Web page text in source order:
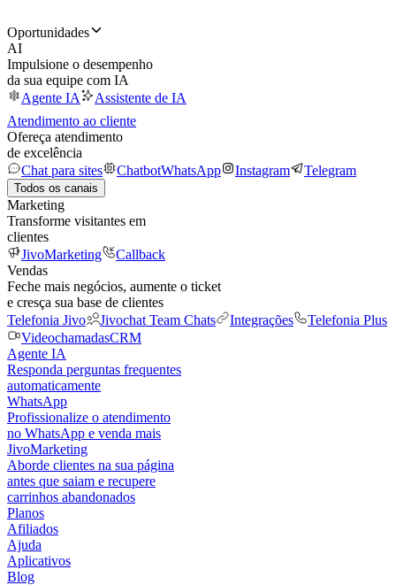
Oportunidades
AI
Impulsione o desempenho
da sua equipe com IA
Agente IA
Assistente de IA
Atendimento ao cliente
Ofereça atendimento
de excelência
Chat para sites
ChatbotWhatsApp Instagram Telegram
Todos os canais
Marketing
Transforme visitantes em
clientes
JivoMarketing
Callback
Vendas
Feche mais negócios, aumente o ticket
e cresça sua base de clientes
Telefonia Jivo
Jivochat Team Chats Integrações
Telefonia Plus
VideochamadasCRM
Agente IA
Responda perguntas frequentes
automaticamente
WhatsApp
Profissionalize o atendimento
no WhatsApp e venda mais
JivoMarketing
Aborde clientes na sua página
antes que saiam e recupere
carrinhos abandonados
Planos
Afiliados
Ajuda
Aplicativos
Blog